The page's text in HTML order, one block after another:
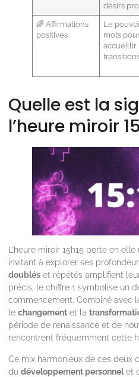
désirs
🌈 Affirmations
positives
Le
mots
accueillir
Quelle est la
l’heure miroir
L’heure miroir 15h15 porte en
invitant à explorer ses
doublés et répétés amplifient
précis, le chiffre 1 symbolise un
commencement. Combiné avec
le changement et la
période de renaissance et de
rencontrent fréquemment cette
Ce mix harmonieux de ces deux
du développement personnelet